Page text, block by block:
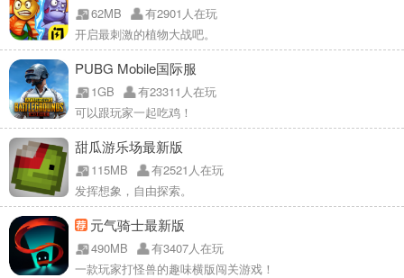
62MB
有2901人在玩
开启最刺激的植物大战吧。
PUBG Mobile国际服
1GB
有23311人在玩
可以跟玩家一起吃鸡！
甜瓜游乐场最新版
115MB
有2521人在玩
发挥想象，自由探索。
元气骑士最新版
490MB
有3407人在玩
一款玩家打怪兽的趣味横版闯关游戏！